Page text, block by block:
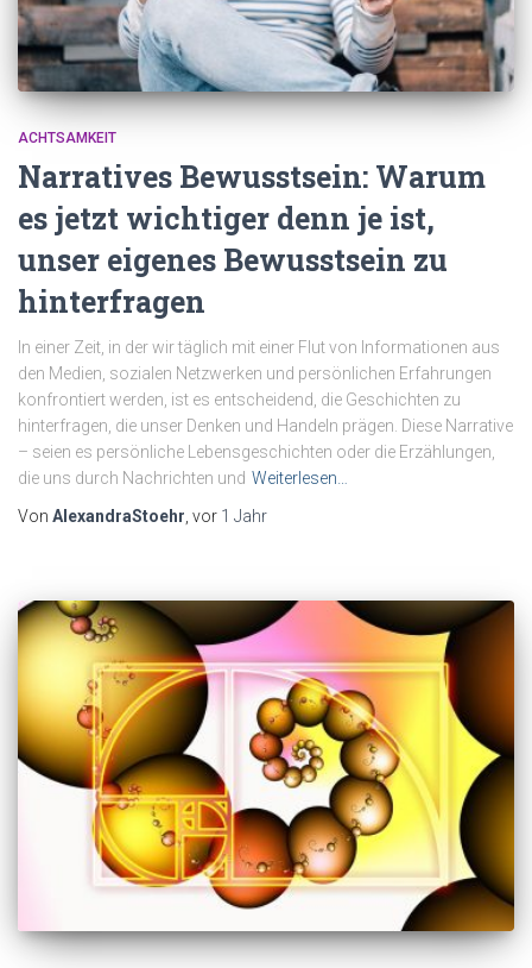
ACHTSAMKEIT
Narratives Bewusstsein: Warum
es jetzt wichtiger denn je ist,
unser eigenes Bewusstsein zu
hinterfragen
In einer Zeit, in der wir täglich mit einer Flut von Informationen aus
den Medien, sozialen Netzwerken und persönlichen Erfahrungen
konfrontiert werden, ist es entscheidend, die Geschichten zu
hinterfragen, die unser Denken und Handeln prägen. Diese Narrative
– seien es persönliche Lebensgeschichten oder die Erzählungen,
die uns durch Nachrichten und Weiterlesen…
Von AlexandraStoehr , vor 1 Jahr